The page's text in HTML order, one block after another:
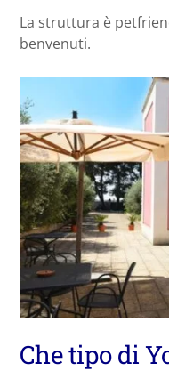
La struttura è
benvenuti.
Che tipo di